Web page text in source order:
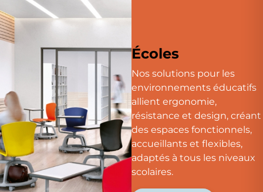
Écoles
Nos solutions pour les
environnements éducatifs
allient ergonomie,
résistance et design, créant
des espaces fonctionnels,
accueillants et flexibles,
adaptés à tous les niveaux
scolaires.